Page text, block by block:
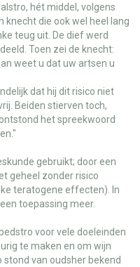
hét middel, volgens
knecht die ook wel heel lang
teug uit. De dief werd
Toen zei de knecht:
weet u dat uw artsen u
dat hij dit risico niet
Beiden stierven toch,
het spreekwoord
gebruikt; door een
geheel zonder risico
teratogene effecten). In
toepassing meer.
voor vele doeleinden
te maken en om wijn
van oudsher bekend